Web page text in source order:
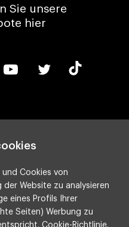
Sie unsere
hier
Quality and Environment
und Cookies von
Website zu analysieren
eines Profils Ihrer
Seiten) Werbung zu
Cookie-Richtlinie.